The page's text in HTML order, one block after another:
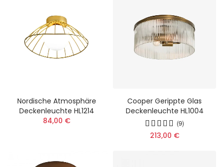
Nordische Atmosphäre
Deckenleuchte HL1214
84,00 €
Cooper Gerippte Glas
Deckenleuchte HL1004
(9)
213,00 €